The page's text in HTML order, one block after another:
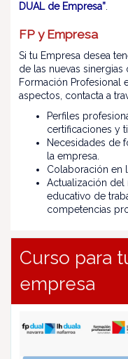
DUAL de Empresa”
FP y Empresa
Si tu Empresa desea
de las nuevas
Formación Profesional
aspectos, contacta a
Perfiles
certificaciones y
Necesidades de
la empresa.
Colaboración en
Actualización
educativo de
competencias
Curso para
empresa